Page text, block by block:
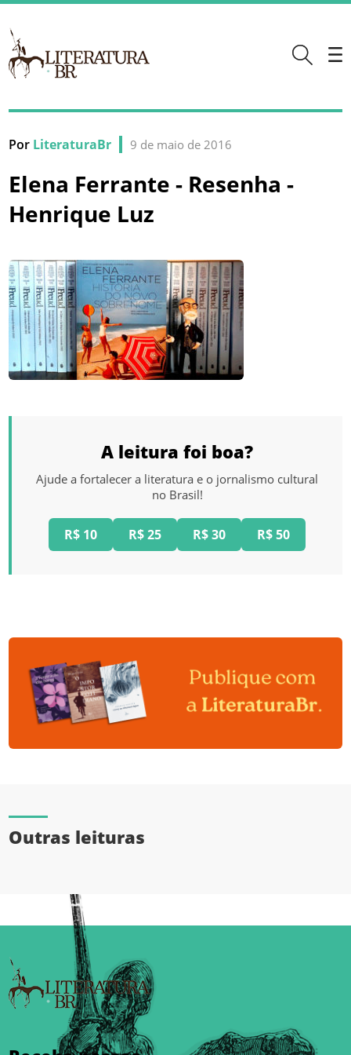
Por LiteraturaBr 9 de maio de 2016
Elena Ferrante - Resenha -
Henrique Luz
A leitura foi boa?
Ajude a fortalecer a literatura e o jornalismo cultural
no Brasil!
R$ 10 R$ 25 R$ 30 R$ 50
Outras leituras